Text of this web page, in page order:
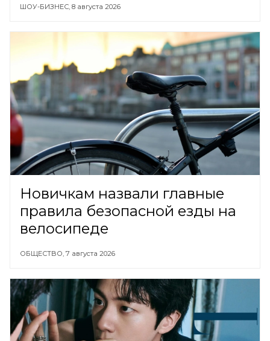
ШОУ-БИЗНЕС, 8 августа 2026
Новичкам назвали главные
правила безопасной езды на
велосипеде
ОБЩЕСТВО, 7 августа 2026